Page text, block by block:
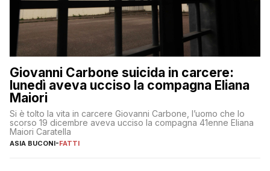
Giovanni Carbone suicida in carcere:
lunedì aveva ucciso la compagna Eliana
Maiori
Si è tolto la vita in carcere Giovanni Carbone, l’uomo che lo
scorso 19 dicembre aveva ucciso la compagna 41enne Eliana
Maiori Caratella
ASIA BUCONI-FATTI